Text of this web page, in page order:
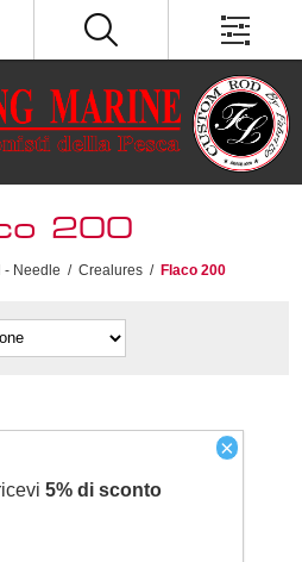
200
- Needle / Crealures / Flaco 200
×
5% di sconto